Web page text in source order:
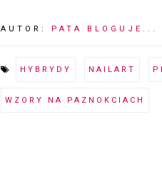
AUTOR: PATA BLOGUJE...
HYBRYDY NAILART
WZORY NA PAZNOKCIACH